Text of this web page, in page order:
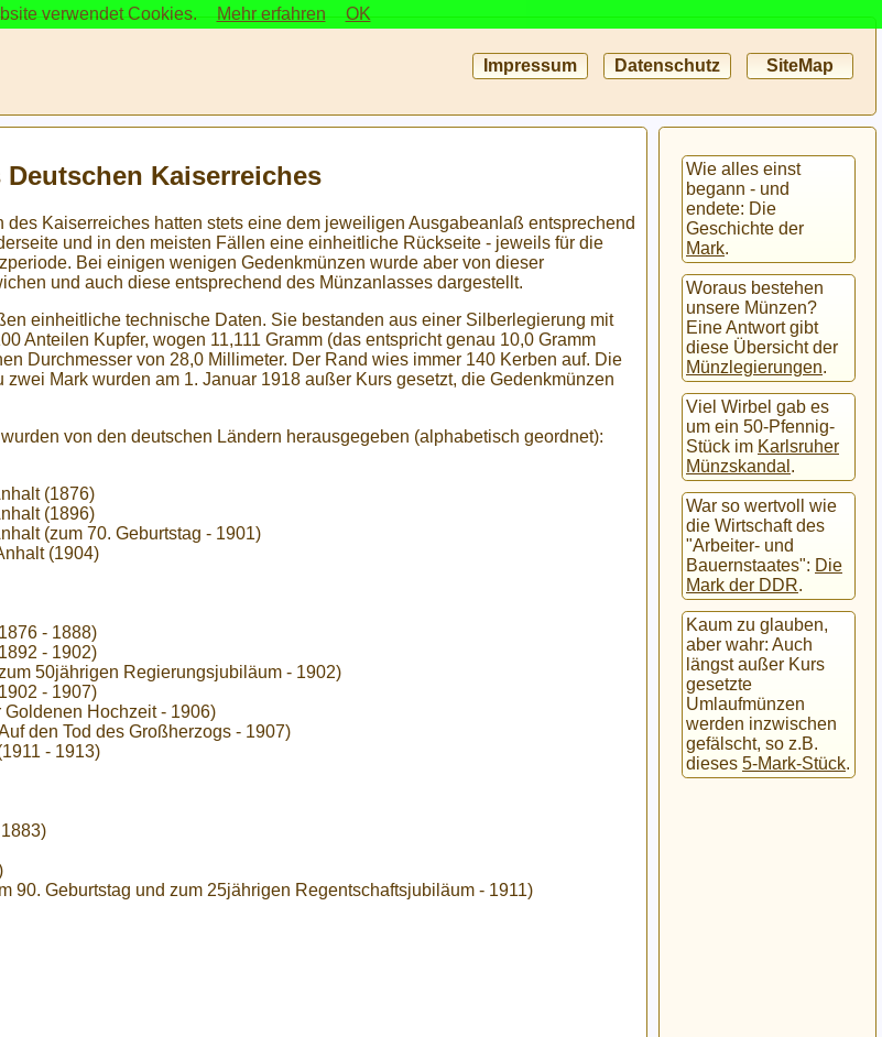
Impressum Datenschutz SiteMap
Kaiserreiches
des Kaiserreiches hatten stets eine dem jeweiligen Ausgabeanlaß entsprechend
und in den meisten Fällen eine einheitliche Rückseite - jeweils für die
Bei einigen wenigen Gedenkmünzen wurde aber von dieser
und auch diese entsprechend des Münzanlasses dargestellt.
einheitliche technische Daten. Sie bestanden aus einer Silberlegierung mit
Anteilen Kupfer, wogen 11,111 Gramm (das entspricht genau 10,0 Gramm
Durchmesser von 28,0 Millimeter. Der Rand wies immer 140 Kerben auf. Die
zwei Mark wurden am 1. Januar 1918 außer Kurs gesetzt, die Gedenkmünzen
von den deutschen Ländern herausgegeben (alphabetisch geordnet):
(1876)
(1896)
(zum 70. Geburtstag - 1901)
(1904)
- 1888)
- 1902)
50jährigen Regierungsjubiläum - 1902)
- 1907)
Hochzeit - 1906)
den Tod des Großherzogs - 1907)
- 1913)
90. Geburtstag und zum 25jährigen Regentschaftsjubiläum - 1911)
Wie alles einst
begann - und
endete: Die
Geschichte der
Mark.
Woraus bestehen
unsere Münzen?
Eine Antwort gibt
diese Übersicht der
Münzlegierungen.
Viel Wirbel gab es
um ein 50-Pfennig-
Stück im Karlsruher
Münzskandal .
War so wertvoll wie
die Wirtschaft des
"Arbeiter- und
Bauernstaates": Die
Mark der DDR.
Kaum zu glauben,
aber wahr: Auch
längst außer Kurs
gesetzte
Umlaufmünzen
werden inzwischen
gefälscht, so z.B.
dieses 5-Mark-Stück.
verwendet Cookies. Mehr erfahren OK